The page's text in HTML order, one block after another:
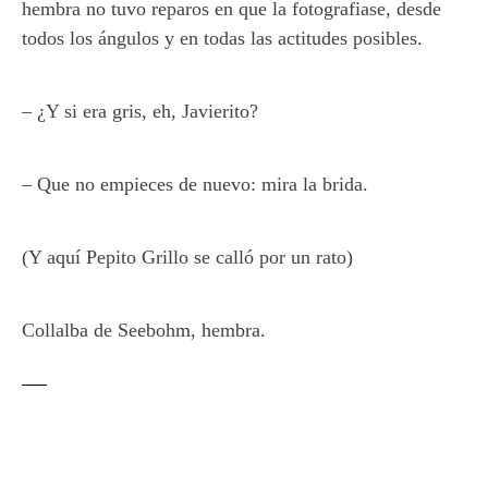
hembra no tuvo reparos en que la fotografiase, desde
todos los ángulos y en todas las actitudes posibles.
– ¿Y si era gris, eh, Javierito?
– Que no empieces de nuevo: mira la brida.
(Y aquí Pepito Grillo se calló por un rato)
Collalba de Seebohm, hembra.